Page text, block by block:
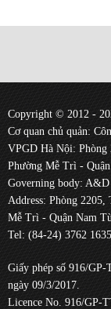
Copyright © 2012 -
Cơ quan chủ quản:
VPGD Hà Nội:
Phường Mễ Trì -
Governing body:
Address: Phòng
Mễ Trì - Quận Nam
Tel: (84-24) 3762
Giấy phép số 916/
ngày 09/3/2017.
Licence No. 916/GP-